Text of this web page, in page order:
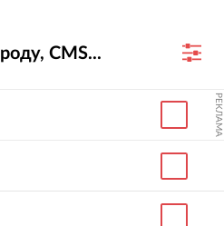
CMS...
РЕКЛАМА